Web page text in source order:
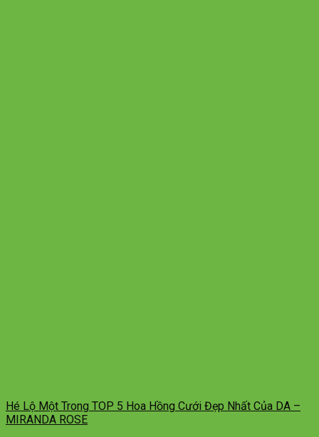
Hé Lộ Một Trong TOP 5 Hoa Hồng Cưới Đẹp Nhất Của DA –
MIRANDA ROSE